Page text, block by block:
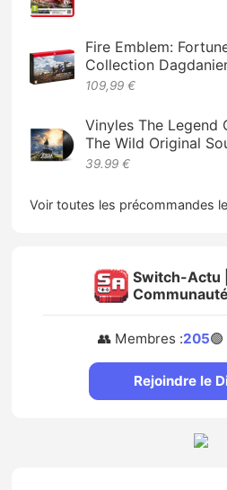
Fire Emblem:
Collection
109,99 €
Vinyles The Legend
The Wild Original
39.99 €
Voir toutes les précommandes
Switch-Actu |
👥 Membres :205
Rejoindre le